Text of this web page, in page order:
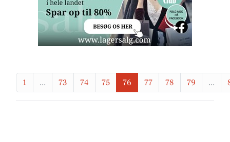
1 ... 73 74 75 76 77 78 79 ...